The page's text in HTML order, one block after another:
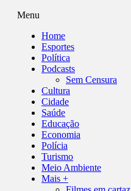
Menu
Home
Esportes
Política
Podcasts
Sem Censura
Cultura
Cidade
Saúde
Educação
Economia
Polícia
Turismo
Meio Ambiente
Mais +